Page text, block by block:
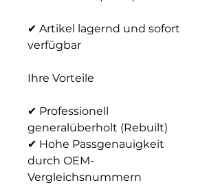
✔ Artikel lagernd und sofort
verfügbar
Ihre Vorteile
✔ Professionell
generalüberholt (Rebuilt)
✔ Hohe Passgenauigkeit
durch OEM-
Vergleichsnummern